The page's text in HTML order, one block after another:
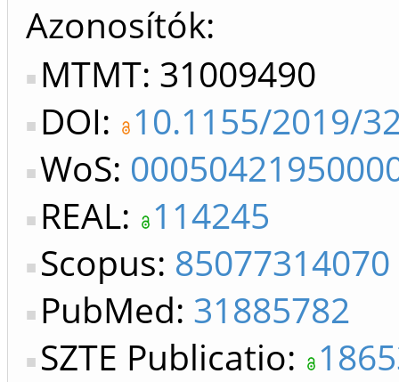
Azonosítók
MTMT: 31009490
DOI: 10.1155/2019/
WoS:
REAL: 114245
Scopus: 85077314070
PubMed: 31885782
SZTE Publicatio: